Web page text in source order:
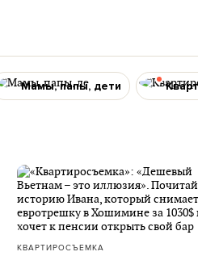
Мамы, папы, дети
КВАРТИРОСЪЕМКА